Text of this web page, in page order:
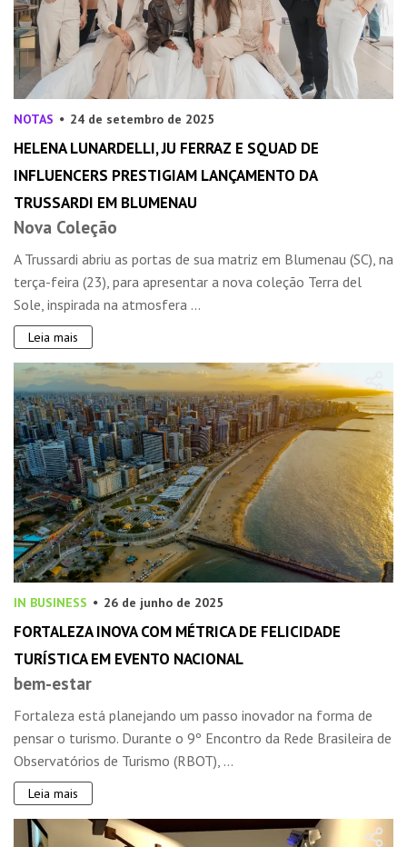
NOTAS 24 de setembro de 2025
HELENA LUNARDELLI, JU FERRAZ E SQUAD DE
INFLUENCERS PRESTIGIAM LANÇAMENTO DA
TRUSSARDI EM BLUMENAU
Nova Coleção
A Trussardi abriu as portas de sua matriz em Blumenau (SC), na
terça-feira (23), para apresentar a nova coleção Terra del
Sole, inspirada na atmosfera ...
Leia mais
IN BUSINESS 26 de junho de 2025
FORTALEZA INOVA COM MÉTRICA DE FELICIDADE
TURÍSTICA EM EVENTO NACIONAL
bem-estar
Fortaleza está planejando um passo inovador na forma de
pensar o turismo. Durante o 9º Encontro da Rede Brasileira de
Observatórios de Turismo (RBOT), ...
Leia mais